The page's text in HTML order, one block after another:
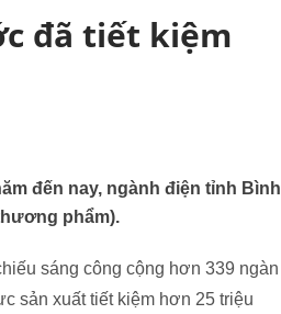
đã tiết kiệm
đến nay, ngành điện tỉnh Bình
phẩm).
sáng công cộng hơn 339 ngàn
sản xuất tiết kiệm hơn 25 triệu